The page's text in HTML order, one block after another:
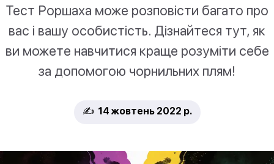
Тест Роршаха може розповісти багато про
вас і вашу особистість. Дізнайтеся тут, як
ви можете навчитися краще розуміти себе
за допомогою чорнильних плям!
✍️ 14 жовтень 2022 р.